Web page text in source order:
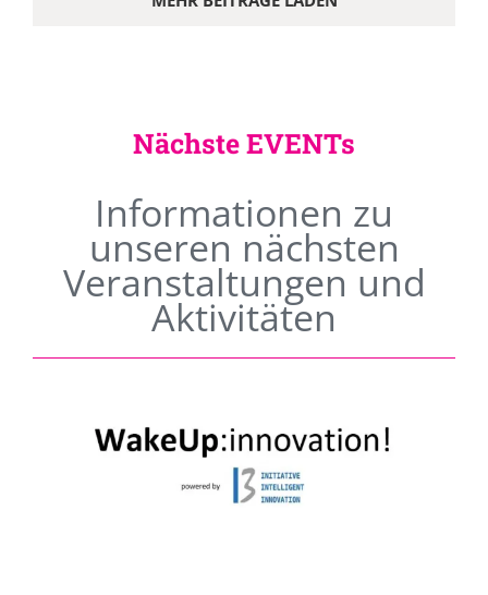
Nächste EVENTs
Informationen zu
unseren nächsten
Veranstaltungen und
Aktivitäten